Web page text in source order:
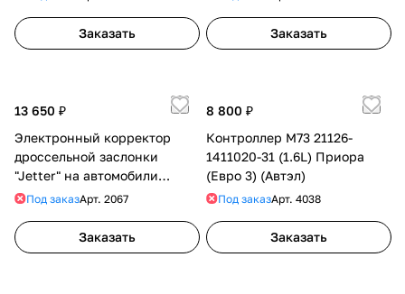
Заказать Заказать
13 650 ₽
Электронный корректор
дроссельной заслонки
"Jetter" на автомобили
марки Cadillac
Под заказАрт. 2067
Заказать
8 800 ₽
Контроллер М73 21126-
1411020-31 (1.6L) Приора
(Евро 3) (Автэл)
Под заказАрт. 4038
Заказать